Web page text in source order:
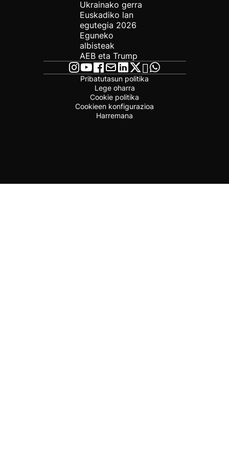
Ukrainako gerra
Euskadiko lan
egutegia 2026
Eguneko
albisteak
AEB eta Trump
Pribatutasun politika
Lege oharra
Cookie politika
Cookieen konfigurazioa
Harremana